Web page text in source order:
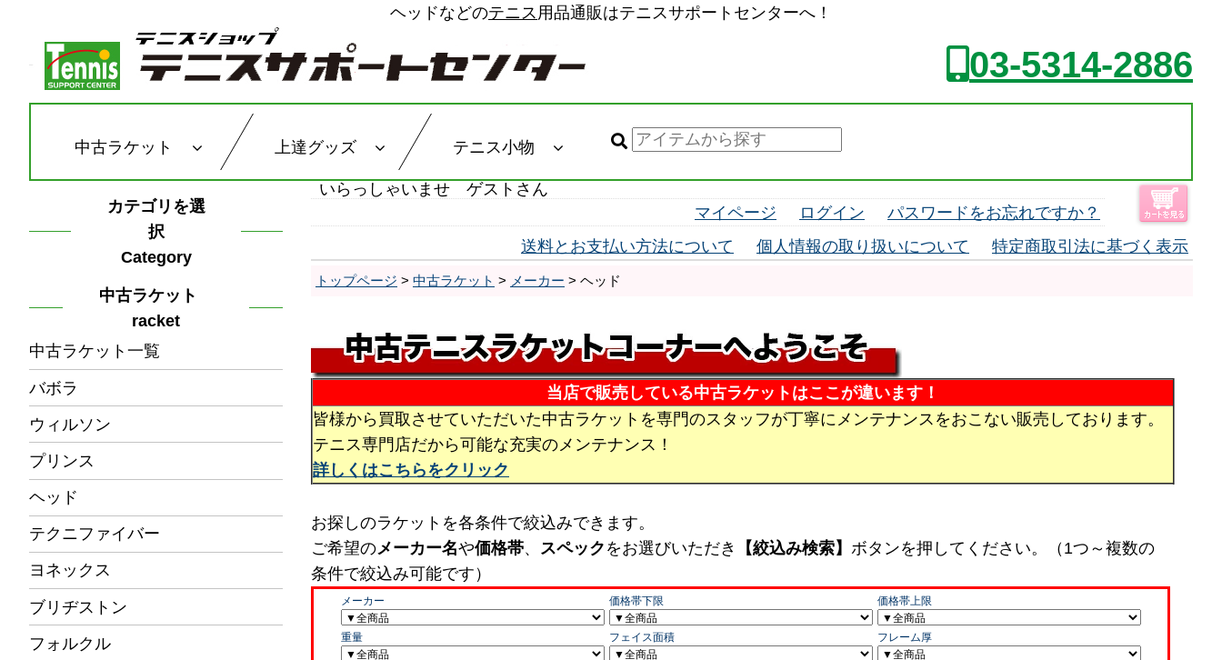
ヘッドなどのテニス用品通販はテニスサポートセンターへ！
03-5314-2886
中古ラケット 上達グッズ テニス小物
カテゴリを選
択
Category
中古ラケット
racket
中古ラケット一覧
バボラ
ウィルソン
プリンス
ヘッド
テクニファイバー
ヨネックス
ブリヂストン
フォルクル
いらっしゃいませ ゲストさん
マイページ
ログイン
パスワードをお忘れですか？
送料とお支払い方法について
個人情報の取り扱いについて 特定商取引法に基づく表示
トップページ > 中古ラケット > メーカー > ヘッド
当店で販売している中古ラケットはここが違います！
皆様から買取させていただいた中古ラケットを専門のスタッフが丁寧にメンテナンスをおこない販売しております。
テニス専門店だから可能な充実のメンテナンス！
詳しくはこちらをクリック
お探しのラケットを各条件で絞込みできます。
ご希望のメーカー名や価格帯、 スペック をお選びいただき 【絞込み検索】 ボタンを押してください。（1つ～複数の
条件で絞込み可能です）